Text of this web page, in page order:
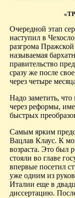
Очередной этап
наступил в
разгрома
называемая
правительство
сразу же после
через четыре
Надо заметить,
через реформы,
быстрых
Самым ярким
Вацлав Клаус. К
возраста. Это был
стояли во главе
впервые посетил
уже одним из
Италии еще в
диссертацию.